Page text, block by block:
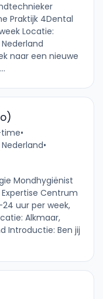
Praktijk 4Dental
Locatie:
naar een nieuwe
•
•
Mondhygiënist
Centrum
uur per week,
Alkmaar,
Introductie: Ben jij